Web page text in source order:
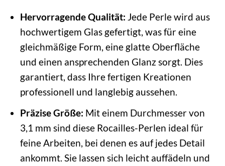
Hervorragende Qualität: Jede Perle wird aus
hochwertigem Glas gefertigt, was für eine
gleichmäßige Form, eine glatte Oberfläche
und einen ansprechenden Glanz sorgt. Dies
garantiert, dass Ihre fertigen Kreationen
professionell und langlebig aussehen.
Präzise Größe: Mit einem Durchmesser von
3,1 mm sind diese Rocailles-Perlen ideal für
feine Arbeiten, bei denen es auf jedes Detail
ankommt. Sie lassen sich leicht auffädeln und